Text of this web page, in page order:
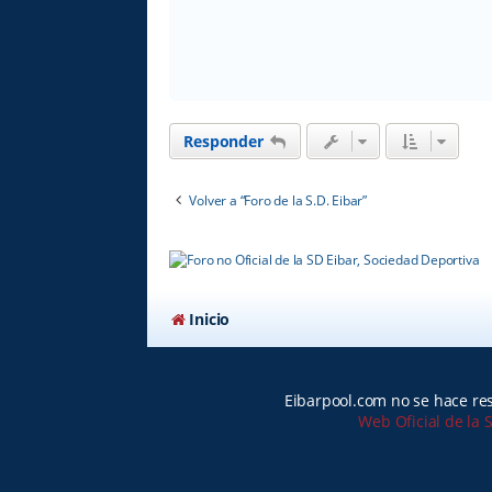
Responder
Volver a “Foro de la S.D. Eibar”
Inicio
Eibarpool.com no se hace
Web Oficial de la